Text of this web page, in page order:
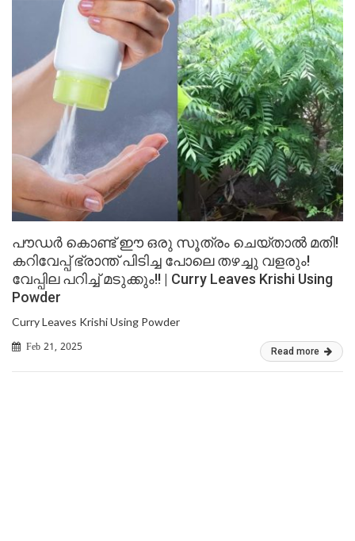
പൗഡർ കൊണ്ട് ഈ ഒരു സൂത്രം ചെയ്താൽ മതി!
കറിവേപ്പ് ഭ്രാന്ത് പിടിച്ച പോലെ തഴച്ചു വളരും!
വേപ്പില പറിച്ച് മടുക്കും!! | Curry Leaves Krishi Using
Powder
Curry Leaves Krishi Using Powder
Feb 21, 2025 Read more